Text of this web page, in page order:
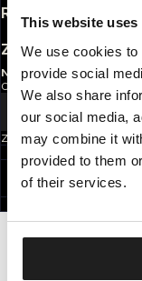
This website uses
We use cookies
provide social
We also share
our social media,
may combine it
provided to them
of their services.
REGULAMINY
ZAOBSERWUJ NAS
NEWSLETTER
Chcesz otrzymywać
Email address
Zapisując się do
©1997 - 2026